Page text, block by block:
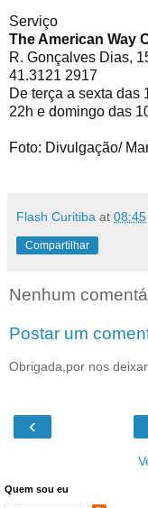
Serviço
The American Way
R. Gonçalves Dias,
41.3121 2917
De terça a sexta das
22h e domingo das
Foto: Divulgação/
Flash Curitiba at 08:45
Compartilhar
Nenhum
Postar um
Obrigada,por nos
‹
Quem sou eu